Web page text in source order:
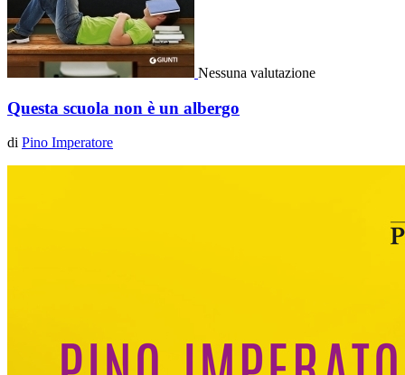
Nessuna valutazione
Questa scuola non è un albergo
di Pino Imperatore